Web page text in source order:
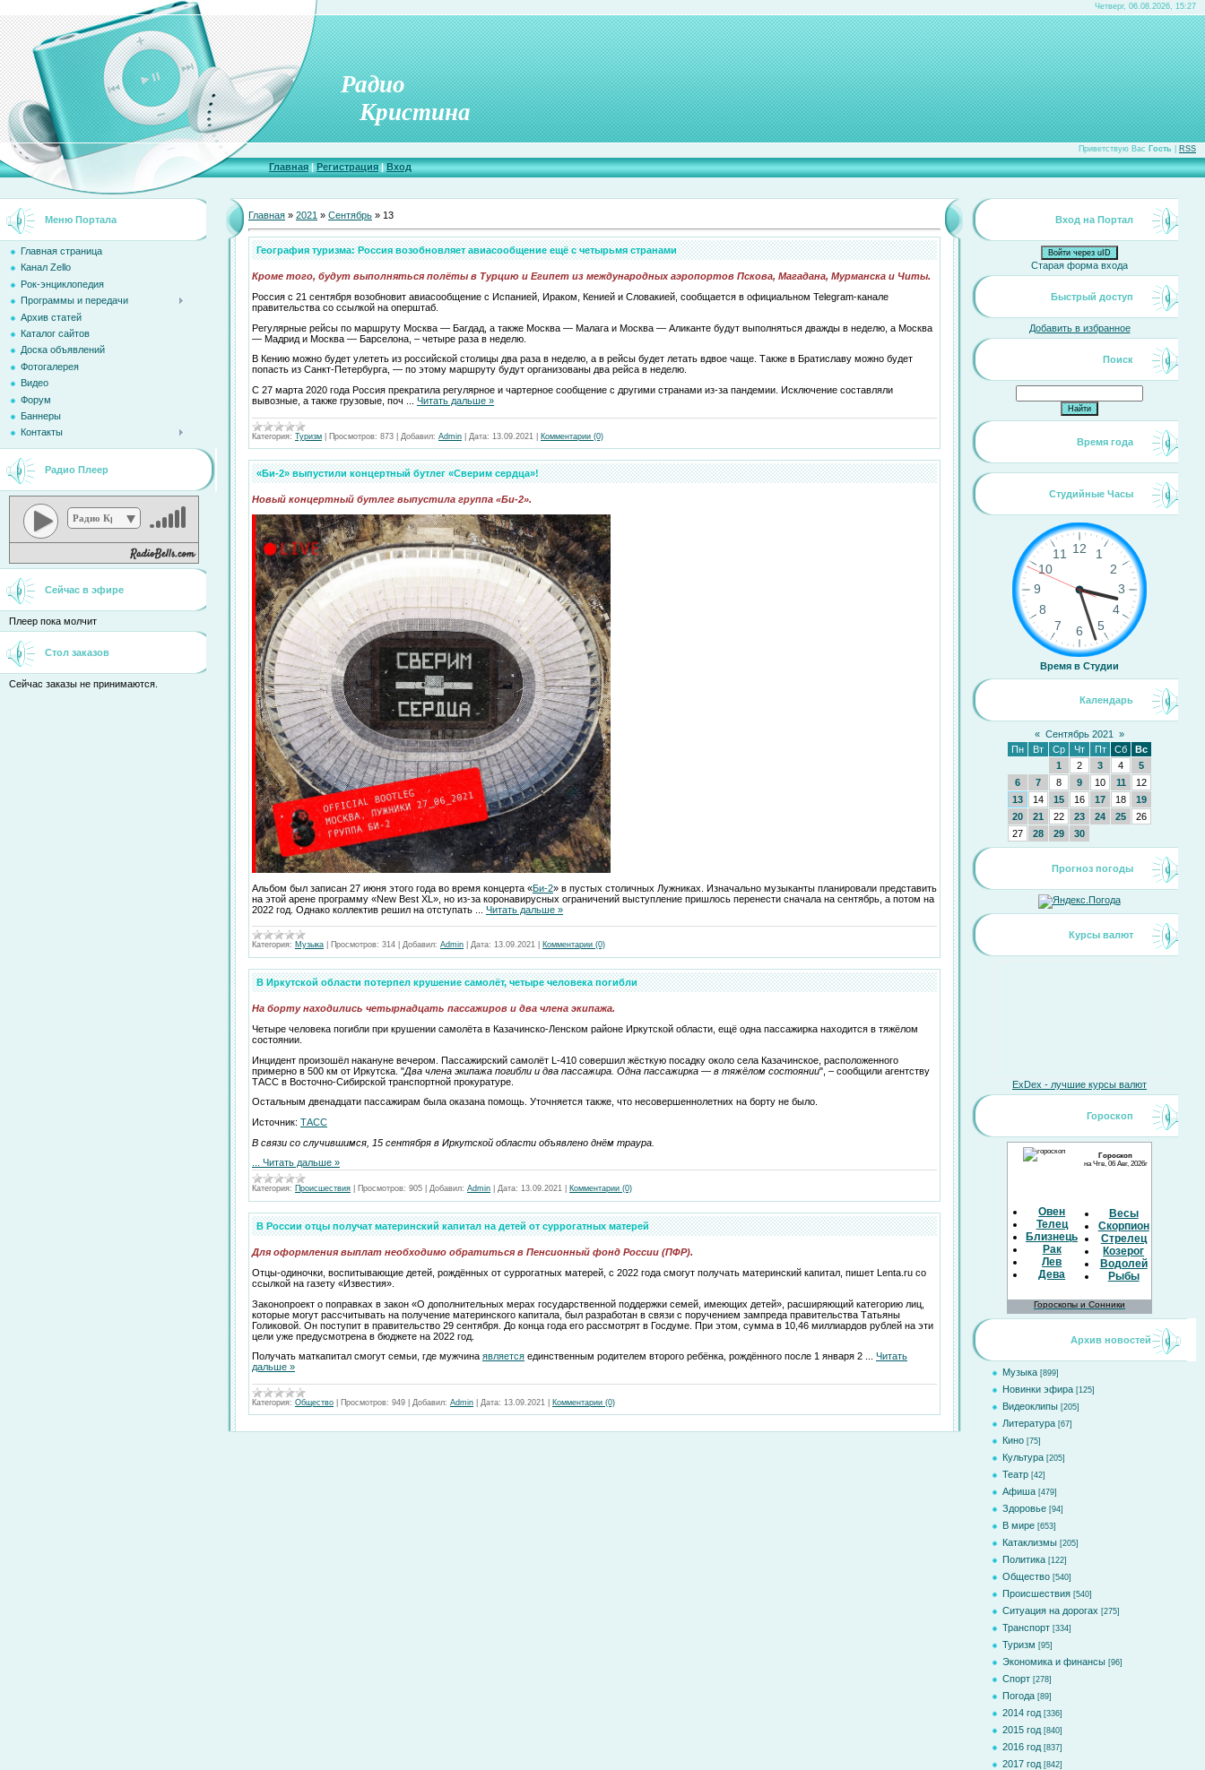
Четверг, 06.08.2026, 15:27
Радио
Кристина
Приветствую Вас Гость RSS
Главная|Регистрация|Вход
Меню Портала
Главная страница
Канал Zello
Рок-энциклопедия
Программы и передачи
Архив статей
Каталог сайтов
Доска объявлений
Фотогалерея
Видео
Форум
Баннеры
Контакты
Радио Плеер
Радио Кристина
Сейчас в эфире
Плеер пока молчит
Стол заказов
Сейчас заказы не принимаются.
Главная » 2021 » Сентябрь » 13
География туризма: Россия возобновляет авиасообщение ещё с четырьмя странами
Кроме того, будут выполняться полёты в Турцию и Египет из международных аэропортов Пскова, Магадана, Мурманска и Читы.
Россия с 21 сентября возобновит авиасообщение с Испанией, Ираком, Кенией и Словакией, сообщается в официальном Telegram-канале
правительства со ссылкой на оперштаб.
Регулярные рейсы по маршруту Москва — Багдад, а также Москва — Малага и Москва — Аликанте будут выполняться дважды в неделю, а Москва
— Мадрид и Москва — Барселона, – четыре раза в неделю.
В Кению можно будет улететь из российской столицы два раза в неделю, а в рейсы будет летать вдвое чаще. Также в Братиславу можно будет
попасть из Санкт-Петербурга, — по этому маршруту будут организованы два рейса в неделю.
С 27 марта 2020 года Россия прекратила регулярное и чартерное сообщение с другими странами из-за пандемии. Исключение составляли
вывозные, а также грузовые, поч
Читать дальше »
Категория: Туризм Просмотров: 873 Добавил: Admin Дата: 13.09.2021 Комментарии (0)
«Би-2» выпустили концертный бутлег «Сверим сердца»!
Новый концертный бутлег выпустила группа «Би-2».
Альбом был записан 27 июня этого года во время концерта «Би-2» в пустых столичных Лужниках. Изначально музыканты планировали представить
на этой арене программу «New Best XL», но из-за коронавирусных ограничений выступление пришлось перенести сначала на сентябрь, а потом на
2022 год. Однако коллектив решил на отступать
Читать дальше »
Категория: Музыка Просмотров: 314 Добавил: Admin Дата: 13.09.2021 Комментарии (0)
В Иркутской области потерпел крушение самолёт, четыре человека погибли
На борту находились четырнадцать пассажиров и два члена экипажа.
Четыре человека погибли при крушении самолёта в Казачинско-Ленском районе Иркутской области, ещё одна пассажирка находится в тяжёлом
состоянии.
Инцидент произошёл накануне вечером. Пассажирский самолёт L-410 совершил жёсткую посадку около села Казачинское, расположенного
примерно в 500 км от Иркутска. "Два члена экипажа погибли и два пассажира. Одна пассажирка — в тяжёлом состоянии", – сообщили агентству
ТАСС в Восточно-Сибирской транспортной прокуратуре.
Остальным двенадцати пассажирам была оказана помощь. Уточняется также, что несовершеннолетних на борту не было.
Источник: ТАСС
В связи со случившимся, 15 сентября в Иркутской области объявлено днём траура.
Читать дальше »
Категория: Происшествия Просмотров: 905 Добавил: Admin Дата: 13.09.2021 Комментарии (0)
В России отцы получат материнский капитал на детей от суррогатных матерей
Для оформления выплат необходимо обратиться в Пенсионный фонд России (ПФР).
Отцы-одиночки, воспитывающие детей, рождённых от суррогатных матерей, с 2022 года смогут получать материнский капитал, пишет Lenta.ru со
ссылкой на газету «Известия».
Законопроект о поправках в закон «О дополнительных мерах государственной поддержки семей, имеющих детей», расширяющий категорию лиц,
которые могут рассчитывать на получение материнского капитала, был разработан в связи с поручением зампреда правительства Татьяны
Голиковой. Он поступит в правительство 29 сентября. До конца года его рассмотрят в Госдуме. При этом, сумма в 10,46 миллиардов рублей на эти
цели уже предусмотрена в бюджете на 2022 год.
Получать маткапитал смогут семьи, где мужчина является единственным родителем второго ребёнка, рождённого после 1 января 2
Читать
дальше »
Категория: Общество Просмотров: 949 Добавил: Admin Дата: 13.09.2021 Комментарии (0)
Вход на Портал
Войти через uID
Старая форма входа
Быстрый доступ
Добавить в избранное
Поиск
Время года
Студийные Часы
Время в Студии
Календарь
« Сентябрь 2021
»
Пн
Вт Ср Чт Пт Сб
Вс
1
2 3 4
5
6
7 8 9 10 11
12
13
14 15 16 17 18
19
20
21 22 23 24 25
26
27
28 29 30
Прогноз погоды
Курсы валют
ExDex - лучшие курсы валют
Гороскоп
Гороскоп
на Чтв, 06 Авг, 2026г
Овен
Телец
Близнецы
Рак
Лев
Дева
Весы
Скорпион
Стрелец
Козерог
Водолей
Рыбы
Гороскопы и Сонники
Архив новостей
Музыка [899]
Новинки эфира [125]
Видеоклипы [205]
Литература [67]
Кино [75]
Культура [205]
Театр [42]
Афиша [479]
Здоровье [94]
В мире [653]
Катаклизмы [205]
Политика [122]
Общество [540]
Происшествия [540]
Ситуация на дорогах [275]
Транспорт [334]
Туризм [95]
Экономика и финансы [96]
Спорт [278]
Погода [89]
2014 год [336]
2015 год [840]
2016 год [837]
2017 год [842]